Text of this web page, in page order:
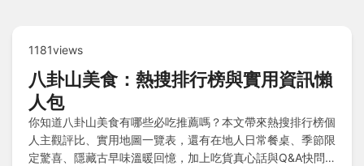
1181views
八卦山美食：熱搜排行榜與實用資訊懶
人包
你知道八卦山美食有哪些必吃推薦嗎？本文帶來熱搜排行榜個
人主觀評比、實用地圖一覽表，還有在地人日常餐桌、季節限
定驚喜、隱藏古早味溫暖回憶，加上吃貨真心話與Q&A快問